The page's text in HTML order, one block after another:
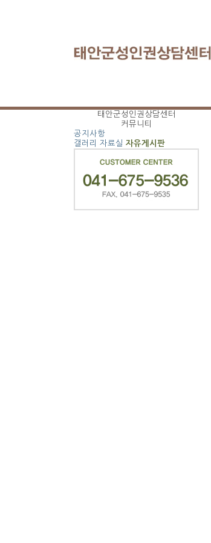
태안군성인권상담센터
커뮤니티
공지사항
갤러리
자료실 자유게시판